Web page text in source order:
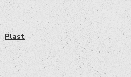
Plast